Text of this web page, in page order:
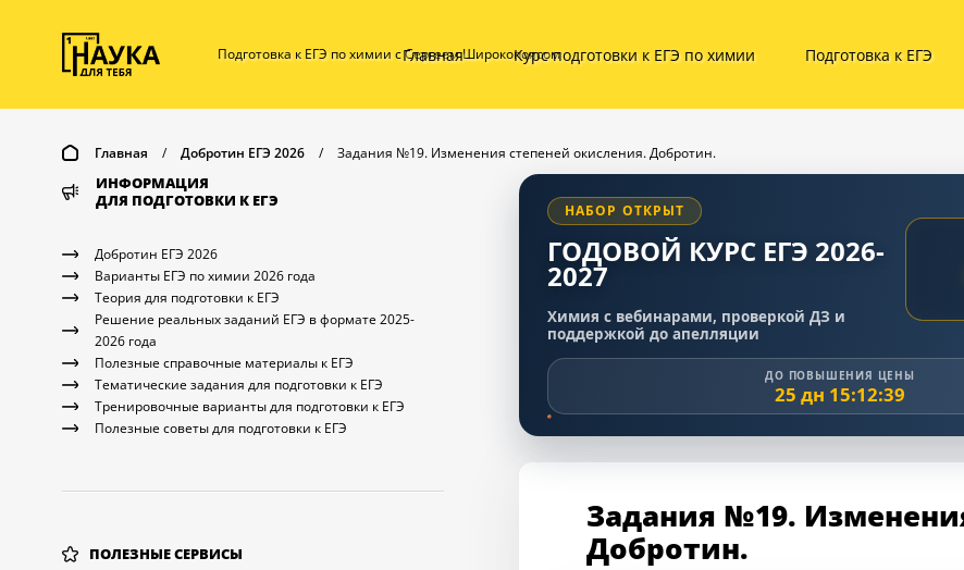
Подготовка к ЕГЭ по химии с Сергеем Широкопоясом
Главная Курс подготовки к ЕГЭ по химии Подготовка к ЕГЭ
Главная / Добротин ЕГЭ 2026 / Задания №19. Изменения степеней окисления. Добротин.
ИНФОРМАЦИЯ
ДЛЯ ПОДГОТОВКИ К ЕГЭ
Добротин ЕГЭ 2026
Варианты ЕГЭ по химии 2026 года
Теория для подготовки к ЕГЭ
Решение реальных заданий ЕГЭ в формате 2025-
2026 года
Полезные справочные материалы к ЕГЭ
Тематические задания для подготовки к ЕГЭ
Тренировочные варианты для подготовки к ЕГЭ
Полезные советы для подготовки к ЕГЭ
ПОЛЕЗНЫЕ СЕРВИСЫ
НАБОР ОТКРЫТ
ГОДОВОЙ КУРС ЕГЭ 2026-
2027
Химия с вебинарами, проверкой ДЗ и
поддержкой до апелляции
ДО ПОВЫШЕНИЯ ЦЕНЫ
25 дн 15:12:38
Задания №19.
Добротин.